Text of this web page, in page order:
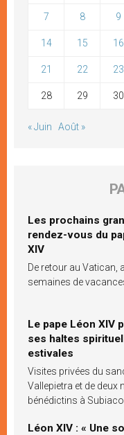
7 8 9
14 15 16
21 22 23
28 29 30
« Juin Août »
Les prochains
rendez-vous du
XIV
De retour au Vatican,
semaines de
Le pape Léon XIV
ses haltes
estivales
Visites privées du
Vallepietra et de deux
bénédictins à Subiaco
Léon XIV : « Une